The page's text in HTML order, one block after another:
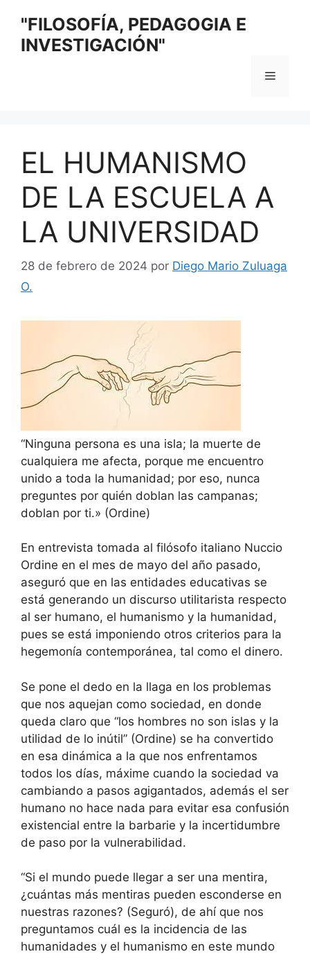
contenido
"FILOSOFÍA, PEDAGOGIA E
INVESTIGACIÓN"
Menú
EL HUMANISMO
DE LA ESCUELA A
LA UNIVERSIDAD
28 de febrero de 2024 por Diego Mario Zuluaga
O.
“Ninguna persona es una isla; la muerte de
cualquiera me afecta, porque me encuentro
unido a toda la humanidad; por eso, nunca
preguntes por quién doblan las campanas;
doblan por ti.» (Ordine)
En entrevista tomada al filósofo italiano Nuccio
Ordine en el mes de mayo del año pasado,
aseguró que en las entidades educativas se
está generando un discurso utilitarista respecto
al ser humano, el humanismo y la humanidad,
pues se está imponiendo otros criterios para la
hegemonía contemporánea, tal como el dinero.
Se pone el dedo en la llaga en los problemas
que nos aquejan como sociedad, en donde
queda claro que “los hombres no son islas y la
utilidad de lo inútil” (Ordine) se ha convertido
en esa dinámica a la que nos enfrentamos
todos los días, máxime cuando la sociedad va
cambiando a pasos agigantados, además el ser
humano no hace nada para evitar esa confusión
existencial entre la barbarie y la incertidumbre
de paso por la vulnerabilidad.
“Si el mundo puede llegar a ser una mentira,
¿cuántas más mentiras pueden esconderse en
nuestras razones? (Seguró), de ahí que nos
preguntamos cuál es la incidencia de las
humanidades y el humanismo en este mundo